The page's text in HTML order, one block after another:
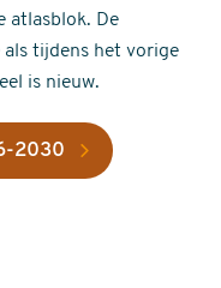
atlasblok. De
tijdens het vorige
is nieuw.
2030